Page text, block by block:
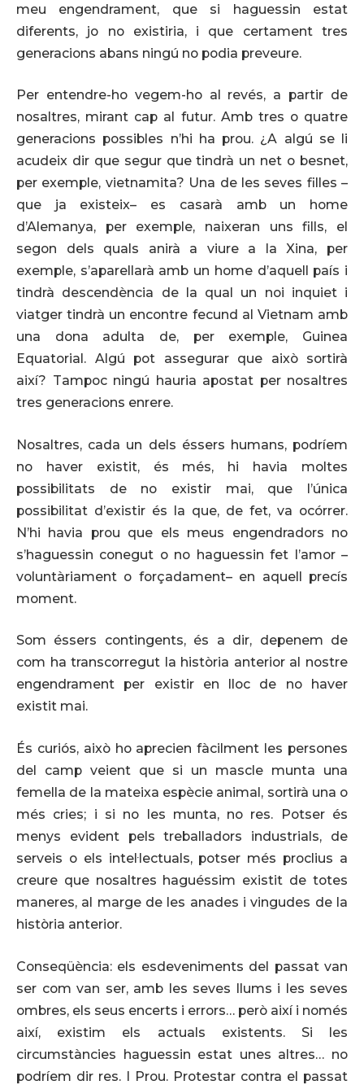
meu engendrament, que si haguessin estat
diferents, jo no existiria, i que certament tres
generacions abans ningú no podia preveure.
Per entendre-ho vegem-ho al revés, a partir de
nosaltres, mirant cap al futur. Amb tres o quatre
generacions possibles n’hi ha prou. ¿A algú se li
acudeix dir que segur que tindrà un net o besnet,
per exemple, vietnamita? Una de les seves filles –
que ja existeix– es casarà amb un home
d’Alemanya, per exemple, naixeran uns fills, el
segon dels quals anirà a viure a la Xina, per
exemple, s’aparellarà amb un home d’aquell país i
tindrà descendència de la qual un noi inquiet i
viatger tindrà un encontre fecund al Vietnam amb
una dona adulta de, per exemple, Guinea
Equatorial. Algú pot assegurar que això sortirà
així? Tampoc ningú hauria apostat per nosaltres
tres generacions enrere.
Nosaltres, cada un dels éssers humans, podríem
no haver existit, és més, hi havia moltes
possibilitats de no existir mai, que l’única
possibilitat d’existir és la que, de fet, va ocórrer.
N’hi havia prou que els meus engendradors no
s’haguessin conegut o no haguessin fet l’amor –
voluntàriament o forçadament– en aquell precís
moment.
Som éssers contingents, és a dir, depenem de
com ha transcorregut la història anterior al nostre
engendrament per existir en lloc de no haver
existit mai.
És curiós, això ho aprecien fàcilment les persones
del camp veient que si un mascle munta una
femella de la mateixa espècie animal, sortirà una o
més cries; i si no les munta, no res. Potser és
menys evident pels treballadors industrials, de
serveis o els intel·lectuals, potser més proclius a
creure que nosaltres haguéssim existit de totes
maneres, al marge de les anades i vingudes de la
història anterior.
Conseqüència: els esdeveniments del passat van
ser com van ser, amb les seves llums i les seves
ombres, els seus encerts i errors… però així i només
així, existim els actuals existents. Si les
circumstàncies haguessin estat unes altres… no
podríem dir res. I Prou. Protestar contra el passat